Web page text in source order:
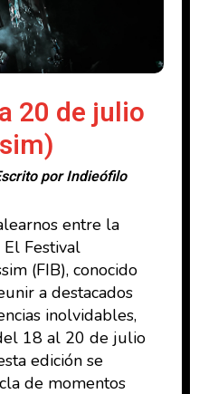
20 de julio
porIndieófilo
entre la
Festival
(FIB), conocido
a destacados
inolvidables,
18 al 20 de julio
edición se
de momentos